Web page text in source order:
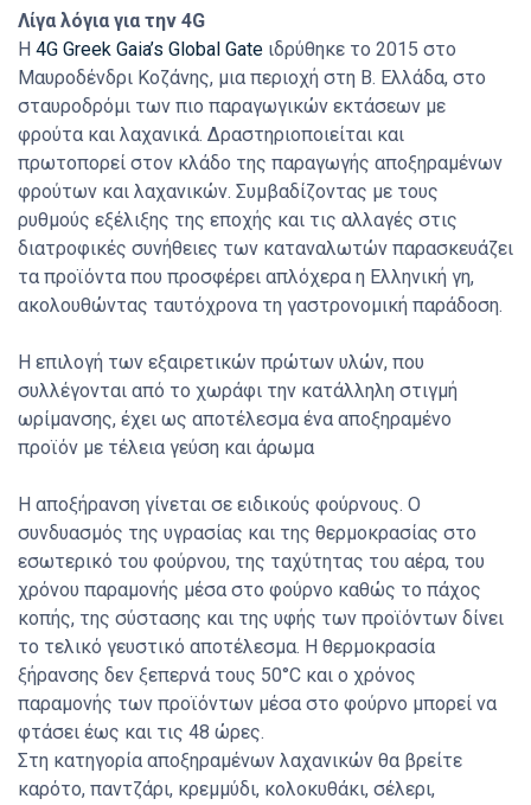
Λίγα λόγια για την 4G
H 4G Greek Gaia’s Global Gate ιδρύθηκε το 2015 στο
Μαυροδένδρι Κοζάνης, μια περιοχή στη Β. Ελλάδα, στο
σταυροδρόμι των πιο παραγωγικών εκτάσεων με
φρούτα και λαχανικά. Δραστηριοποιείται και
πρωτοπορεί στον κλάδο της παραγωγής αποξηραμένων
φρούτων και λαχανικών. Συμβαδίζοντας με τους
ρυθμούς εξέλιξης της εποχής και τις αλλαγές στις
διατροφικές συνήθειες των καταναλωτών παρασκευάζει
τα προϊόντα που προσφέρει απλόχερα η Ελληνική γη,
ακολουθώντας ταυτόχρονα τη γαστρονομική παράδοση.
Η επιλογή των εξαιρετικών πρώτων υλών, που
συλλέγονται από το χωράφι την κατάλληλη στιγμή
ωρίμανσης, έχει ως αποτέλεσμα ένα αποξηραμένο
προϊόν με τέλεια γεύση και άρωμα
Η αποξήρανση γίνεται σε ειδικούς φούρνους. Ο
συνδυασμός της υγρασίας και της θερμοκρασίας στο
εσωτερικό του φούρνου, της ταχύτητας του αέρα, του
χρόνου παραμονής μέσα στο φούρνο καθώς το πάχος
κοπής, της σύστασης και της υφής των προϊόντων δίνει
το τελικό γευστικό αποτέλεσμα. Η θερμοκρασία
ξήρανσης δεν ξεπερνά τους 50°C και ο χρόνος
παραμονής των προϊόντων μέσα στο φούρνο μπορεί να
φτάσει έως και τις 48 ώρες.
Στη κατηγορία αποξηραμένων λαχανικών θα βρείτε
καρότο, παντζάρι, κρεμμύδι, κολοκυθάκι, σέλερι,